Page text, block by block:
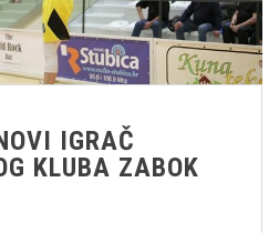
IGRAČ
KLUBA ZABOK